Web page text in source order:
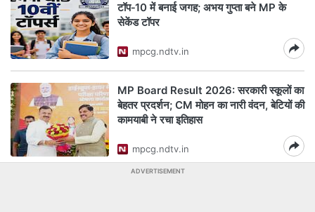
टॉप‑10 में बनाई जगह; अभय गुप्ता बने MP के
सेकेंड टॉपर
mpcg.ndtv.in
MP Board Result 2026: सरकारी स्कूलों का
बेहतर प्रदर्शन; CM मोहन का नारी वंदन, बेटियों की
कामयाबी ने रचा इतिहास
mpcg.ndtv.in
ADVERTISEMENT